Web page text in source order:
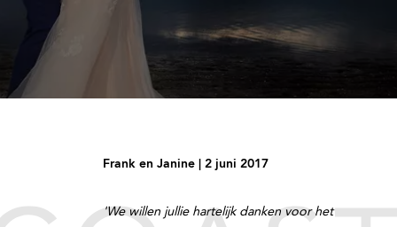
Frank en Janine | 2 juni 2017
'We willen jullie hartelijk danken voor het